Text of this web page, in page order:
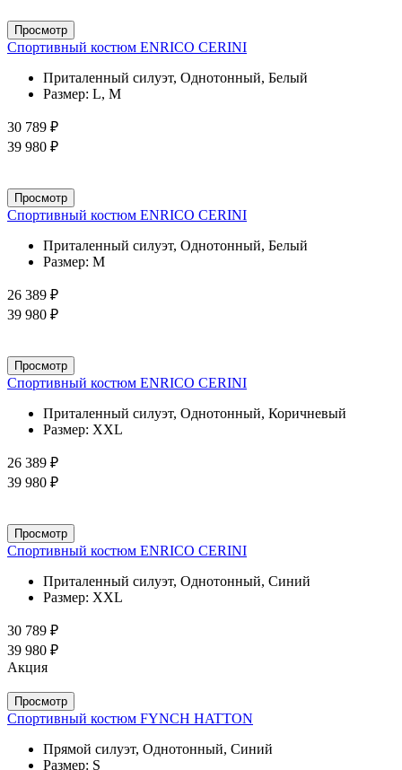
Просмотр
Спортивный костюм ENRICO CERINI
Приталенный силуэт, Однотонный, Белый
Размер: L, M
30 789 ₽
39 980 ₽
Просмотр
Спортивный костюм ENRICO CERINI
Приталенный силуэт, Однотонный, Белый
Размер: M
26 389 ₽
39 980 ₽
Просмотр
Спортивный костюм ENRICO CERINI
Приталенный силуэт, Однотонный, Коричневый
Размер: XXL
26 389 ₽
39 980 ₽
Просмотр
Спортивный костюм ENRICO CERINI
Приталенный силуэт, Однотонный, Синий
Размер: XXL
30 789 ₽
39 980 ₽
Акция
Просмотр
Спортивный костюм FYNCH HATTON
Прямой силуэт, Однотонный, Синий
Размер: S